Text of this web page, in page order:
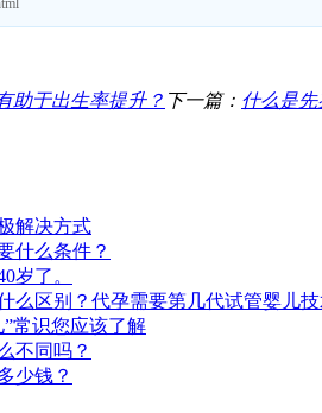
助于出生率提升？ 下一篇： 什么是
解决方式
什么条件？
岁了。
么区别？代孕需要第几代试管婴儿技
常识您应该了解
不同吗？
少钱？